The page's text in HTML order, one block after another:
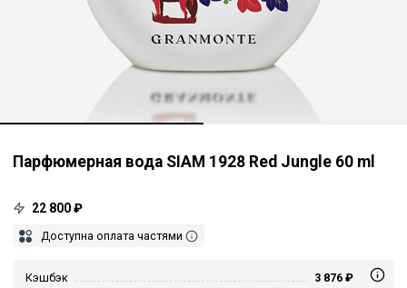
Парфюмерная вода SIAM 1928 Red Jungle 60 ml
22 800 ₽
Доступна оплата частями
Кэшбэк
3 876 ₽